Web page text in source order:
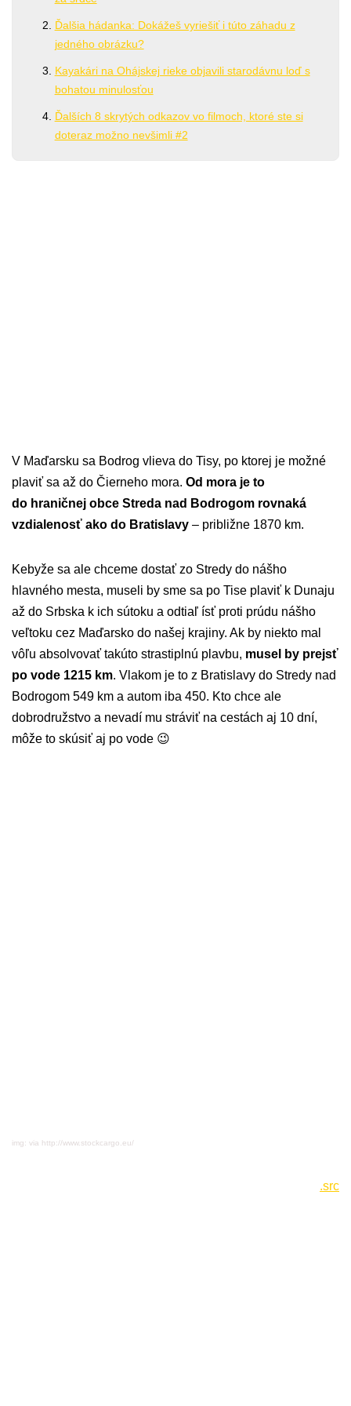
Ďalšia hádanka: Dokážeš vyriešiť i túto záhadu z
jedného obrázku?
Kayakári na Ohájskej rieke objavili starodávnu loď s
bohatou minulosťou
Ďalších 8 skrytých odkazov vo filmoch, ktoré ste si
doteraz možno nevšimli #2
V Maďarsku sa Bodrog vlieva do Tisy, po ktorej je možné
plaviť sa až do Čierneho mora. Od mora je to
do hraničnej obce Streda nad Bodrogom rovnaká
vzdialenosť ako do Bratislavy – približne 1870 km.
Kebyže sa ale chceme dostať zo Stredy do nášho
hlavného mesta, museli by sme sa po Tise plaviť k Dunaju
až do Srbska k ich sútoku a odtiaľ ísť proti prúdu nášho
veľtoku cez Maďarsko do našej krajiny. Ak by niekto mal
vôľu absolvovať takúto strastiplnú plavbu, musel by prejsť
po vode 1215 km. Vlakom je to z Bratislavy do Stredy nad
Bodrogom 549 km a autom iba 450. Kto chce ale
dobrodružstvo a nevadí mu stráviť na cestách aj 10 dní,
môže to skúsiť aj po vode 😉
img: via http://www.stockcargo.eu/
.src